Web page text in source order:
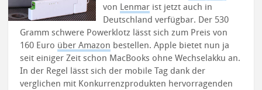
von Lenmar ist jetzt auch in
Deutschland verfügbar. Der 530
Gramm schwere Powerklotz lässt sich zum Preis von
160 Euro über Amazon bestellen. Apple bietet nun ja
seit einiger Zeit schon MacBooks ohne Wechselakku an.
In der Regel lässt sich der mobile Tag dank der
verglichen mit Konkurrenzprodukten hervorragenden